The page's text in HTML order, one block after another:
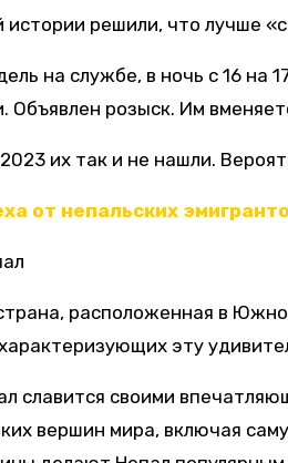
истории решили, что лучше
на службе, в ночь с 16 на
Объявлен розыск. Им
их так и не нашли.
от непальских
расположенная в
эту
славится своими
вершин мира, включая